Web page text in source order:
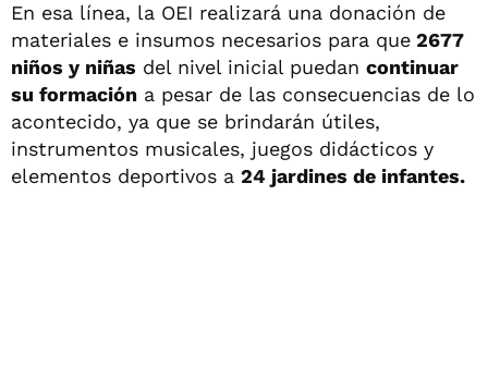
En esa línea, la OEI realizará una donación de
materiales e insumos necesarios para que 2677
niños y niñas del nivel inicial puedan continuar
su formación a pesar de las consecuencias de lo
acontecido, ya que se brindarán útiles,
instrumentos musicales, juegos didácticos y
elementos deportivos a 24 jardines de infantes.